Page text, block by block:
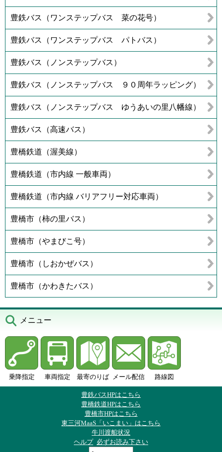
豊鉄バス（ワンステップバス 菜の花号）
豊鉄バス（ワンステップバス パトバス）
豊鉄バス（ノンステップバス）
豊鉄バス（ノンステップバス ９０周年ラッピング）
豊鉄バス（ノンステップバス ゆうあいの里八幡線）
豊鉄バス（高速バス）
豊橋鉄道（渥美線）
豊橋鉄道（市内線 一般車両）
豊橋鉄道（市内線 バリアフリー対応車両）
豊橋市（柿の里バス）
豊橋市（やまびこ号）
豊橋市（しおかぜバス）
豊橋市（かわきたバス）
メニュー
乗降指定 車両指定 最寄のりば メール配信 路線図
豊鉄バスHPはこちら
豊橋鉄道HPはこちら
豊橋市HPはこちら
東三河MaaS「いこまい」はこちら
牛川渡船状況
ヘルプ 必ずお読み下さい